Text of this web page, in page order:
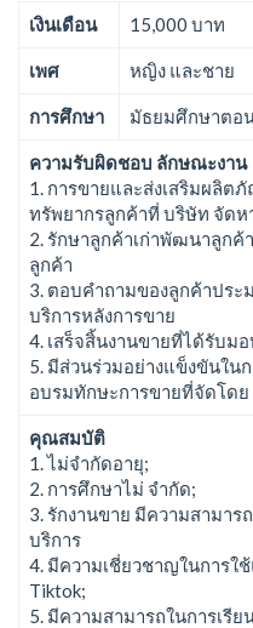
เงินเดือน 15,000 บาท
เพศ หญิง และชาย
การศึกษา มัธยมศึกษาตอ
ความรับผิดชอบ ลักษณะงาน
1. การขายและส่งเสริมผลิต
ทรัพยากรลูกค้าที่ บริษัท จัดห
2. รักษาลูกค้าเก่าพัฒนาลูก
ลูกค้า
3. ตอบคําถามของลูกค้าปร
บริการหลังการขาย
4. เสร็จสิ้นงานขายที่ได้รับม
5. มีส่วนร่วมอย่างแข็งขันใ
อบรมทักษะการขายที่จัดโด
คุณสมบัติ
1. ไม่จํากัดอายุ;
2. การศึกษาไม่ จํากัด;
3. รักงานขาย มีความสามาร
บริการ
4. มีความเชี่ยวชาญในการใ
Tiktok;
5. มีความสามารถในการเรี